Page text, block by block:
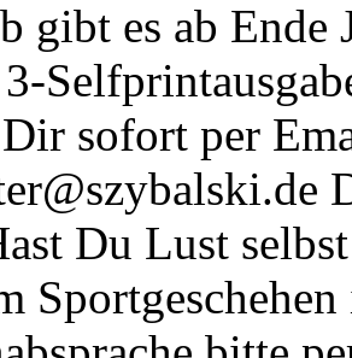
gibt es ab Ende
sofort per
Du Lust